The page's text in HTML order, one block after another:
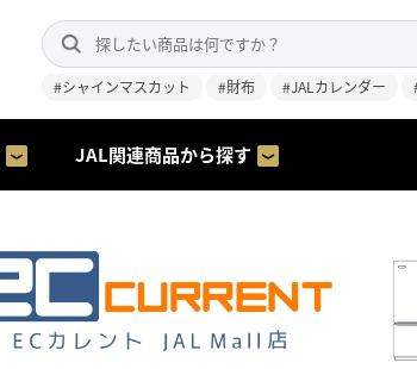
#シャインマスカット #財布 #JALカレンダー
JAL関連商品から探す